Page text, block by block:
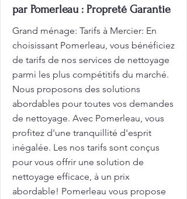
par Pomerleau : Propreté Garantie
Grand ménage: Tarifs à Mercier: En
choisissant Pomerleau, vous bénéficiez
de tarifs de nos services de nettoyage
parmi les plus compétitifs du marché.
Nous proposons des solutions
abordables pour toutes vos demandes
de nettoyage. Avec Pomerleau, vous
profitez d'une tranquillité d'esprit
inégalée. Les nos tarifs sont conçus
pour vous offrir une solution de
nettoyage efficace, à un prix
abordable! Pomerleau vous propose